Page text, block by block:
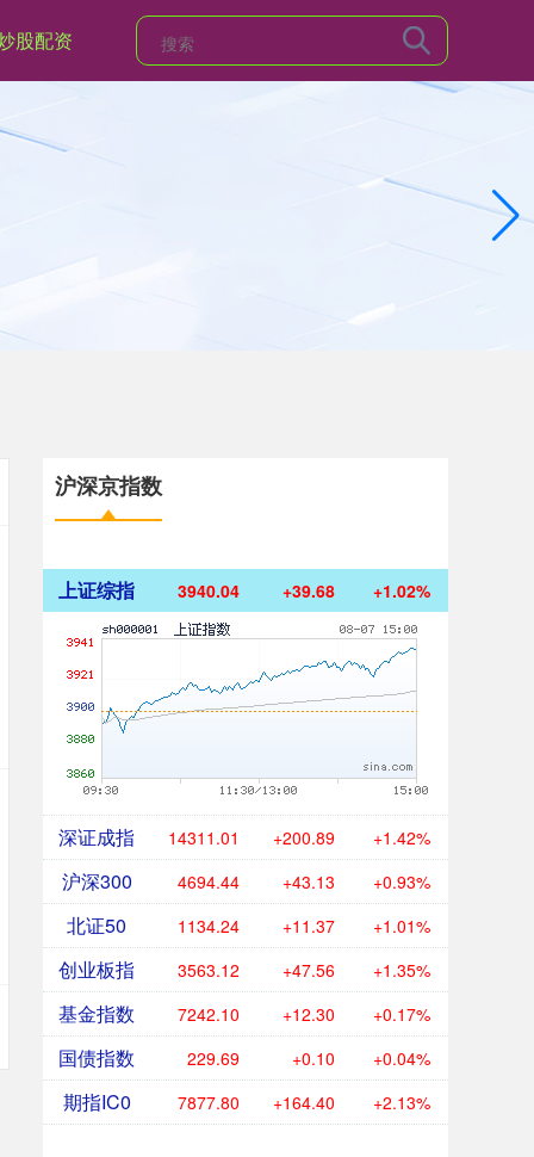
股配资
沪深京指数
上证综指 3940.04 +39.68 +1.02%
深证成指 14311.01 +200.89 +1.42%
沪深300 4694.44 +43.13 +0.93%
北证50 1134.24 +11.37 +1.01%
创业板指 3563.12 +47.56 +1.35%
基金指数 7242.10 +12.30 +0.17%
国债指数 229.69 +0.10 +0.04%
期指IC0 7877.80 +164.40 +2.13%